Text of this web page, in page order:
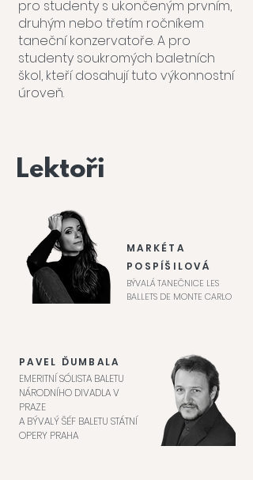
pro studenty s ukončeným prvním,
druhým nebo třetím ročníkem
taneční konzervatoře. A pro
studenty soukromých baletních
škol, kteří dosahují tuto výkonnostní
úroveň.
Lektoři
MARKÉTA
POSPÍŠILOVÁ
BÝVALÁ TANEČNICE LES
BALLETS DE MONTE CARLO
PAVEL ĎUMBALA
EMERITNÍ SÓLISTA BALETU
NÁRODNÍHO DIVADLA V
PRAZE
A BÝVALÝ ŠÉF BALETU STÁTNÍ
OPERY PRAHA